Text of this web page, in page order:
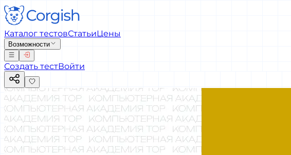
Каталог тестовСтатьиЦены
Возможности
Создать тестВойти